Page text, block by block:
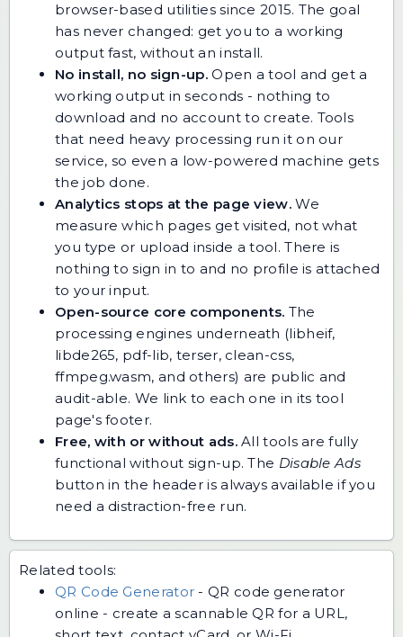
browser-based utilities since 2015. The goal
has never changed: get you to a working
output fast, without an install.
No install, no sign-up.Open a tool and get a
working output in seconds - nothing to
download and no account to create. Tools
that need heavy processing run it on our
service, so even a low-powered machine gets
the job done.
Analytics stops at the page view.We
measure which pages get visited, not what
you type or upload inside a tool. There is
nothing to sign in to and no profile is attached
to your input.
Open-source core components. The
processing engines underneath (libheif,
libde265, pdf-lib, terser, clean-css,
ffmpeg.wasm, and others) are public and
audit-able. We link to each one in its tool
page's footer.
Free, with or without ads.All tools are fully
functional without sign-up. The Disable Ads
button in the header is always available if you
need a distraction-free run.
Related tools:
QR Code Generator -QR code generator
online - create a scannable QR for a URL,